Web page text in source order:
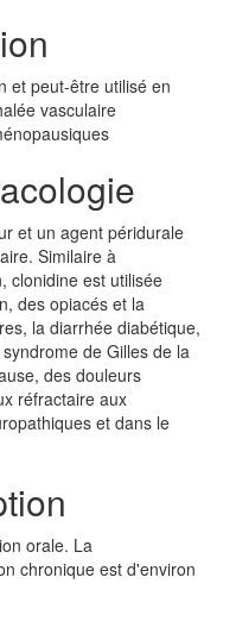
et peut-être utilisé en
vasculaire
et un agent péridurale
Similaire à
clonidine est utilisée
des opiacés et la
la diarrhée diabétique,
de Gilles de la
des douleurs
réfractaire aux
et dans le
orale. La
chronique est d'environ